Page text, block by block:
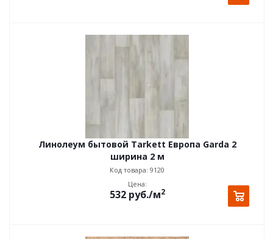
Линолеум бытовой Tarkett Европа Garda 2
ширина 2 м
Код товара: 9120
Цена:
532руб./м2